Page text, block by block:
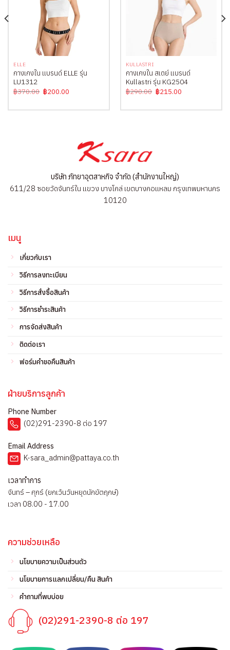
ELLE
กางเกงใน แบรนด์ ELLE รุ่น
LU1312
฿370.00 Original
price
฿370.00.
฿200.00
฿200.00.
KULLASTRI
กางเกงใน สเตย์ แบรนด์
Kullastri รุ่น KG2504
฿290.00 Original
price
฿290.00.
฿215.00
฿215.00.
บริษัท ภัทยาอุตสาหกิจ จำกัด (สำนักงานใหญ่)
611/28 ซอยวัดจันทร์ใน แขวง บางโคล่ เขตบางคอแหลม กรุงเทพมหานคร
10120
เมนู
เกี่ยวกับเรา
วิธีการลงทะเบียน
วิธีการสั่งซื้อสินค้า
วิธีการชำระสินค้า
การจัดส่งสินค้า
ติดต่อเรา
ฟอร์มคำขอคืนสินค้า
ฝ่ายบริการลูกค้า
Phone Number
(02)291-2390-8 ต่อ 197
Email Address
K-sara_admin@pattaya.co.th
เวลาทำการ
จันทร์ – ศุกร์ (ยกเว้นวันหยุดนักขัตฤกษ์)
เวลา 08.00 - 17.00
ความช่วยเหลือ
นโยบายความเป็นส่วนตัว
นโยบายการแลกเปลี่ยน/คืน สินค้า
คำถามที่พบบ่อย
(02)291-2390-8 ต่อ 197